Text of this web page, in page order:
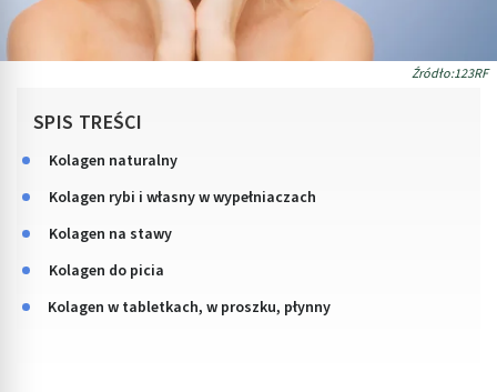
Źródło:123RF
SPIS TREŚCI
Kolagen naturalny
Kolagen rybi i własny w wypełniaczach
Kolagen na stawy
Kolagen do picia
Kolagen w tabletkach, w proszku, płynny